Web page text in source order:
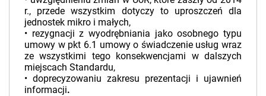
r., przede wszystkim dotyczy to uproszczeń dla
jednostek mikro i małych,
• rezygnacji z wyodrębniania jako osobnego typu
umowy w pkt 6.1 umowy o świadczenie usług wraz
ze wszystkimi tego konsekwencjami w dalszych
miejscach Standardu,
• doprecyzowaniu zakresu prezentacji i ujawnień
informacji.